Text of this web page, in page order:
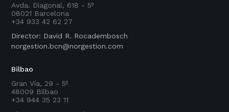
Avda. Diagonal, 618 - 5º
08021 Barcelona
+34 933 42 62 27
Director: David R. Rocadembosch
norgestion.bcn@norgestion.com
Bilbao
Gran Vía, 29 - 5º
48009 Bilbao
+34 944 35 23 11